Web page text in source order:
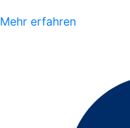
Mehr erfahren